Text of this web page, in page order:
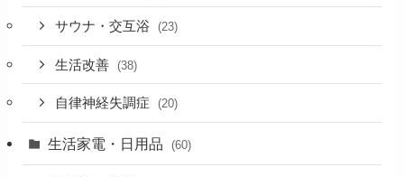
サウナ・交互浴 (23)
生活改善 (38)
自律神経失調症 (20)
生活家電・日用品 (60)